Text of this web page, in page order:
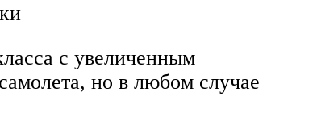
с увеличенным
но в любом случае